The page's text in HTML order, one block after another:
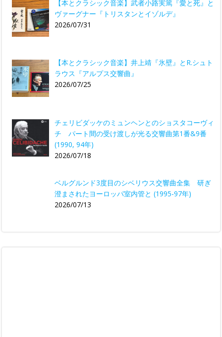
【本とクラシック音楽】武者小路実篤『愛と死』と
ヴァーグナー『トリスタンとイゾルデ』
2026/07/31
【本とクラシック音楽】井上靖『氷壁』とR.シュト
ラウス『アルプス交響曲』
2026/07/25
チェリビダッケのミュンヘンとのショスタコーヴィ
チ パート間の受け渡しが光る交響曲第1番&9番
(1990, 94年)
2026/07/18
ベルグルンド3度目のシベリウス交響曲全集 研ぎ
澄まされたヨーロッパ室内管と (1995-97年)
2026/07/13